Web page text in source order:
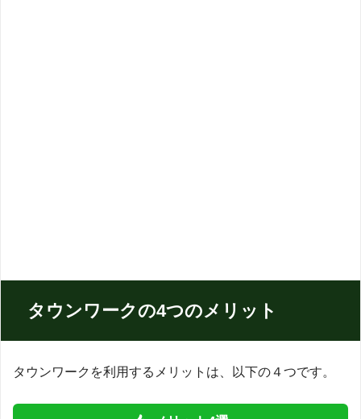
タウンワークの4つのメリット
タウンワークを利用するメリットは、以下の４つです。